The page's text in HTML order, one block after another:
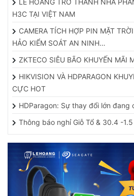
LÊ HOÀNG TRỞ THÀNH NHÀ
H3C TẠI VIỆT NAM
CAMERA TÍCH HỢP PIN MẶT
HẢO KIỂM SOÁT AN NINH…
ZKTECO SIÊU BÃO KHUYẾN MÃI
HIKVISION VÀ HDPARAGON
CỰC HOT
HDParagon: Sự thay đổi lớn đang
Thông báo nghỉ Giỗ Tổ & 30.4 -1.5